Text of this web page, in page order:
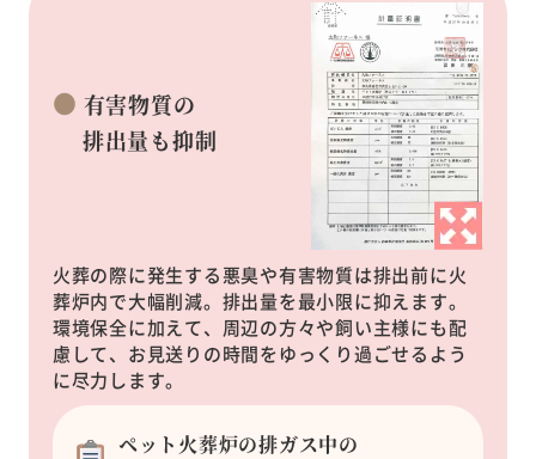
有害物質の
排出量も抑制
火葬の際に発生する悪臭や有害物質は排出前に火
葬炉内で大幅削減。排出量を最小限に抑えます。
環境保全に加えて、周辺の方々や飼い主様にも配
慮して、お見送りの時間をゆっくり過ごせるよう
に尽力します。
ペット火葬炉の排ガス中の